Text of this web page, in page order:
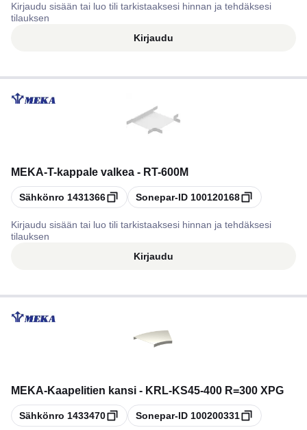
Kirjaudu sisään tai luo tili tarkistaaksesi hinnan ja tehdäksesi
tilauksen
Kirjaudu
MEKA-T-kappale valkea - RT-600M
Kopioi
Sähkönro 1431366 Kopioi
Sonepar-ID 100120168
Kirjaudu sisään tai luo tili tarkistaaksesi hinnan ja tehdäksesi
tilauksen
Kirjaudu
MEKA-Kaapelitien kansi - KRL-KS45-400 R=300 XPG
Kopioi
Sähkönro 1433470 Kopioi
Sonepar-ID 100200331